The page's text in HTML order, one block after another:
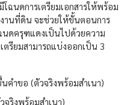
นดการเตรียมเอกสารให้พร้อม
านที่ดิน จะช่วยให้ขั้นตอนการ
ดครุฑแดงเป็นไปด้วยความ
ตรียมสามารถแบ่งออกเป็น 3
คำขอ (ตัวจริงพร้อมสำเนา)
ริงพร้อมสำเนา)